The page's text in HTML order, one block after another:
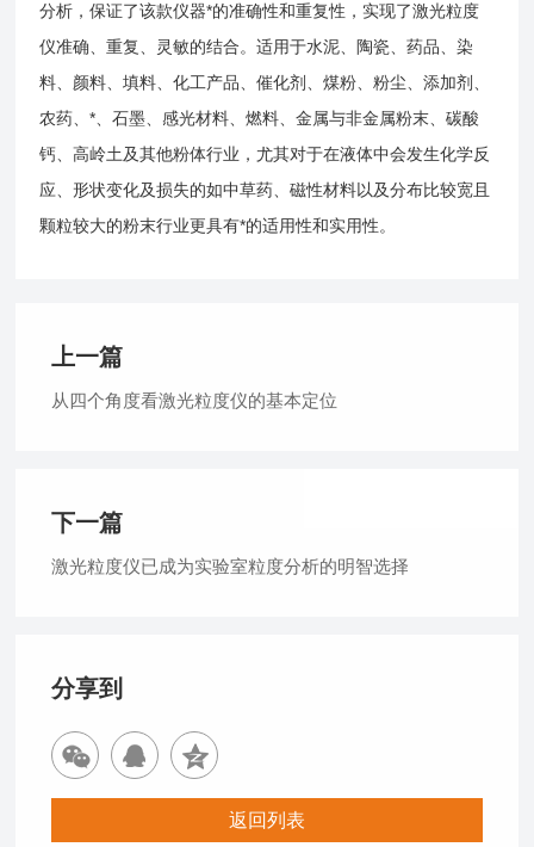
分析，保证了该款仪器*的准确性和重复性，实现了激光粒度
仪准确、重复、灵敏的结合。适用于水泥、陶瓷、药品、染
料、颜料、填料、化工产品、催化剂、煤粉、粉尘、添加剂、
农药、*、石墨、感光材料、燃料、金属与非金属粉末、碳酸
钙、高岭土及其他粉体行业，尤其对于在液体中会发生化学反
应、形状变化及损失的如中草药、磁性材料以及分布比较宽且
颗粒较大的粉末行业更具有*的适用性和实用性。
上一篇
从四个角度看激光粒度仪的基本定位
下一篇
激光粒度仪已成为实验室粒度分析的明智选择
分享到
返回列表